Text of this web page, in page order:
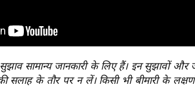
सामान्य जानकारी के लिए हैं। इन सुझावों और
सलाह के तौर पर न लें। किसी भी बीमारी के